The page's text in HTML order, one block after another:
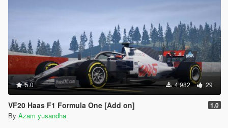
5.0 4 982 29
VF20 Haas F1 Formula One [Add on] 1.0
By Azam yusandha